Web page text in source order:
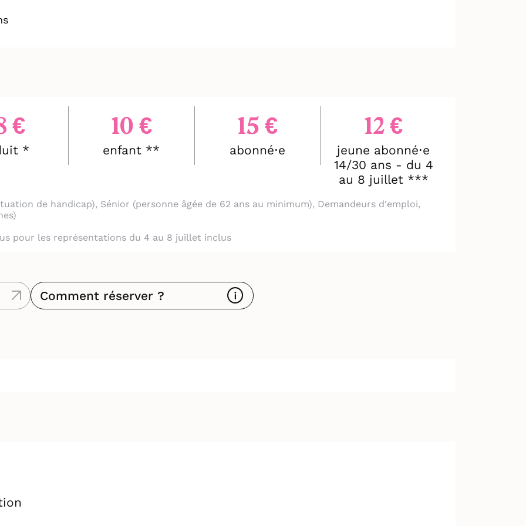
plan de la création et de la narration, avec humour, tendresse et
tumultueuses qui donnent une grande intensité aux scènes, aux
physiques en acrobatie-danse-mime, à découvrir sans
€
*
10 €
enfant **
15 €
abonné⋅e
12 €
jeune abonné⋅e
14/30 ans - du 4
au 8 juillet ***
de handicap), Sénior (personne âgée de 62 ans au minimum), Demandeurs d'emploi,
pour les représentations du 4 au 8 juillet inclus
Comment réserver ?